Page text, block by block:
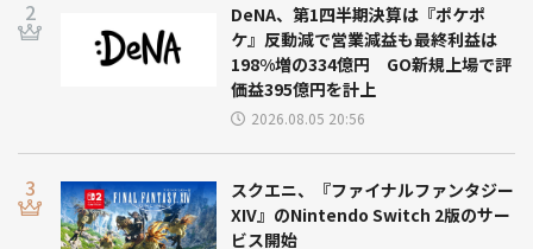
DeNA、第1四半期決算は『ポケポ
ケ』反動減で営業減益も最終利益は
198%増の334億円 GO新規上場で評
価益395億円を計上
2026.08.05 20:56
スクエニ、『ファイナルファンタジー
XIV』のNintendo Switch 2版のサー
ビス開始